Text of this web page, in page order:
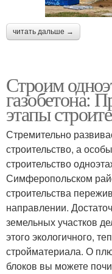
читать дальше →
Строим
газобетона:
этапы
Стремительно
строительство, а
строительство
Симферопольском
строительства
направлении.
земельных участков
этого экологичного,
стройматериала. О
блоков вы можете